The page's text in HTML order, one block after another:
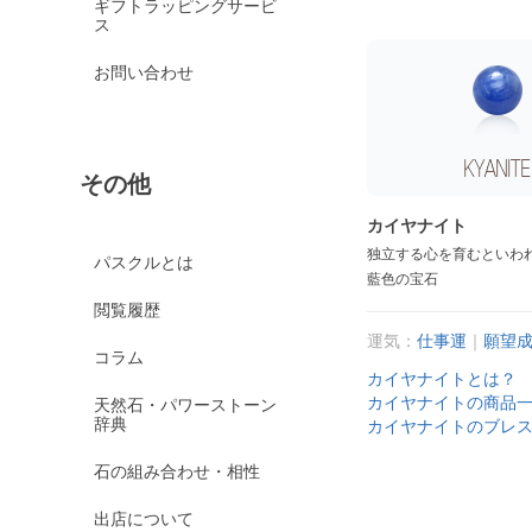
ギフトラッピングサービ
ス
お問い合わせ
その他
パスクルとは
閲覧履歴
コラム
天然石・パワーストーン
辞典
石の組み合わせ・相性
出店について
カイヤナイト
独立する心を育むといわ
藍色の宝石
運気：仕事運
願望
カイヤナイトとは？
カイヤナイトの商品
カイヤナイトのブレ